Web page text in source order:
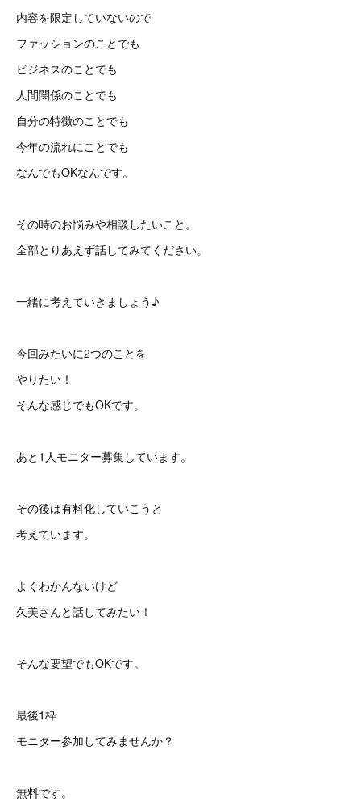
内容を限定していないので
ファッションのことでも
ビジネスのことでも
人間関係のことでも
自分の特徴のことでも
今年の流れにことでも
なんでもOKなんです。
その時のお悩みや相談したいこと。
全部とりあえず話してみてください。
一緒に考えていきましょう♪
今回みたいに2つのことを
やりたい！
そんな感じでもOKです。
あと1人モニター募集しています。
その後は有料化していこうと
考えています。
よくわかんないけど
久美さんと話してみたい！
そんな要望でもOKです。
最後1枠
モニター参加してみませんか？
無料です。